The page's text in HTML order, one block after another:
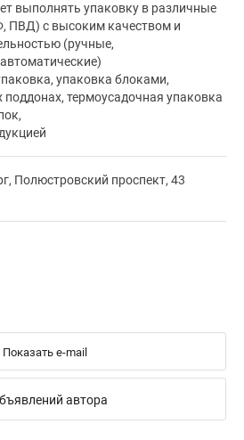
выполнять упаковку в различные
ПВД) с высоким качеством и
(ручные,
упаковка блоками,
термоусадочная упаковка
Полюстровский проспект, 43
Показать e-mail
автора